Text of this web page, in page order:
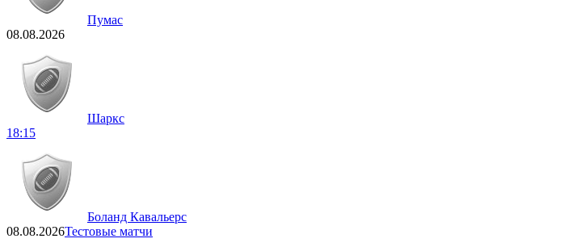
Пумас
08.08.2026
Шаркс
18:15
Боланд Кавальерс
08.08.2026Тестовые матчи